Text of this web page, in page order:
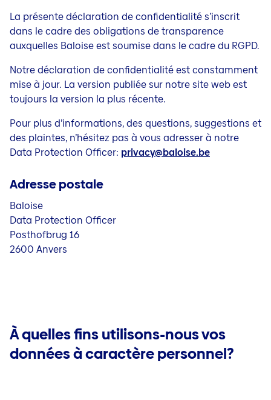
La présente déclaration de confidentialité s’inscrit
dans le cadre des obligations de transparence
auxquelles Baloise estsoumise dans le cadre du RGPD.
Notre déclaration de confidentialité est constamment
mise à jour. La version publiée sur notre site web est
toujours la version la plus récente.
Pour plus d’informations, des questions, suggestions et
des plaintes, n’hésitez pas à vous adresser à notre
Data Protection Officer: privacy@baloise.be
Adresse postale
Baloise
Data Protection Officer
Posthofbrug 16
2600 Anvers
À quelles fins utilisons-nous vos
données à caractère personnel?